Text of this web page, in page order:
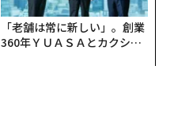
「老舗は常に新しい」。創業
360年ＹＵＡＳＡとカクシン